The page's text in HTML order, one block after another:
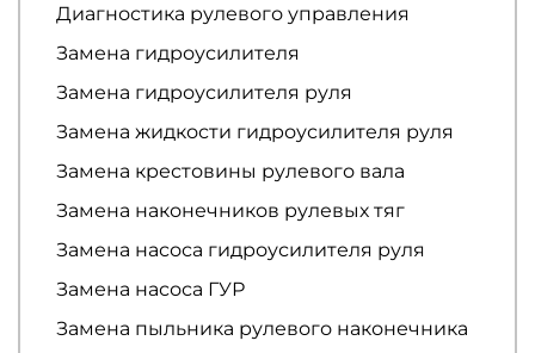
Диагностика рулевого управления
Замена гидроусилителя
Замена гидроусилителя руля
Замена жидкости гидроусилителя руля
Замена крестовины рулевого вала
Замена наконечников рулевых тяг
Замена насоса гидроусилителя руля
Замена насоса ГУР
Замена пыльника рулевого наконечника